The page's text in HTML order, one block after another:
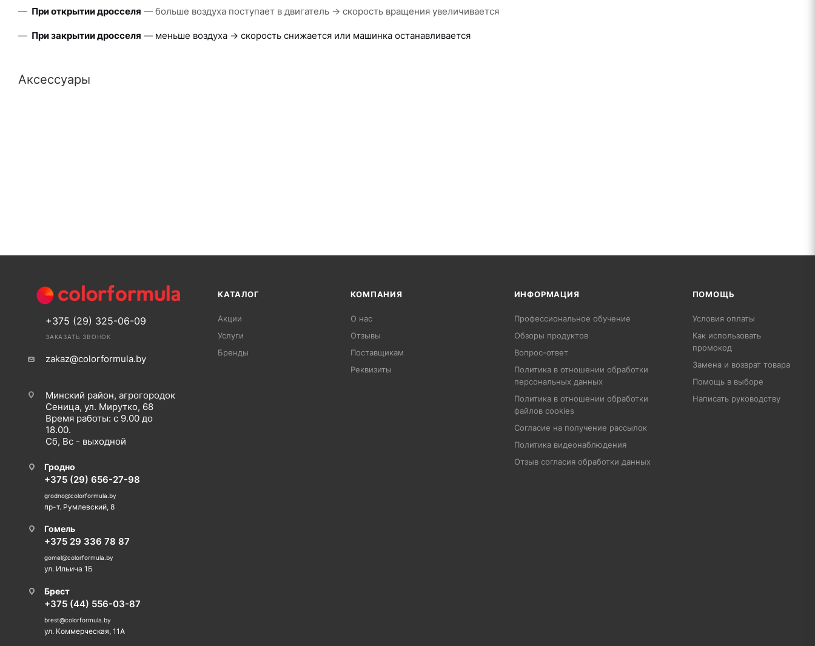
При открытии дросселя — больше воздуха поступает в двигатель → скорость вращения увеличивается
При закрытии дросселя — меньше воздуха → скорость снижается или машинка останавливается
Аксессуары
+375 (29) 325-06-09
ЗАКАЗАТЬ ЗВОНОК
zakaz@colorformula.by
Минский район, агрогородок
Сеница, ул. Мирутко, 68
Время работы: с 9.00 до
18.00.
Сб, Вс - выходной
Гродно
+375 (29) 656-27-98
grodno@colorformula.by
пр-т. Румлевский, 8
Гомель
+375 29 336 78 87
gomel@colorformula.by
ул. Ильича 1Б
Брест
+375 (44) 556-03-87
brest@colorformula.by
ул. Коммерческая, 11А
КАТАЛОГ
Акции
Услуги
Бренды
КОМПАНИЯ
О нас
Отзывы
Поставщикам
Реквизиты
ИНФОРМАЦИЯ
Профессиональное обучение
Обзоры продуктов
Вопрос-ответ
Политика в отношении обработки
персональных данных
Политика в отношении обработки
файлов cookies
Согласие на получение рассылок
Политика видеонаблюдения
Отзыв согласия обработки данных
ПОМОЩЬ
Условия оплаты
Как использовать
промокод
Замена и возврат товара
Помощь в выборе
Написать руководству